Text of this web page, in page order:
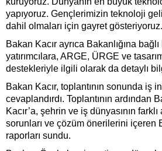
yapıyoruz. Gençlerimizin teknoloji
dahil olmaları için gayret
Bakan Kacır ayrıca Bakanlığına
yatırımcılara, ARGE, ÜRGE ve
destekleriyle ilgili olarak da detaylı
Bakan Kacır, toplantının sonunda iş
cevaplandırdı. Toplantının ardından
Kacır’a, şehrin ve iş dünyasının
sorunları ve çözüm önerilerini içeren
raporları sundu.